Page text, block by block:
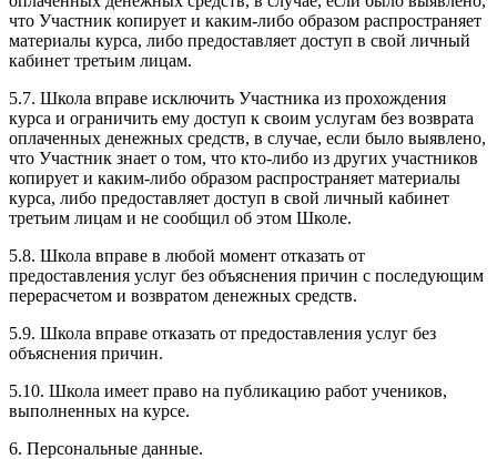
что Участник копирует и каким-либо образом распространяет
материалы курса, либо предоставляет доступ в свой личный
кабинет третьим лицам.
5.7. Школа вправе исключить Участника из прохождения
курса и ограничить ему доступ к своим услугам без возврата
оплаченных денежных средств, в случае, если было выявлено,
что Участник знает о том, что кто-либо из других участников
копирует и каким-либо образом распространяет материалы
курса, либо предоставляет доступ в свой личный кабинет
третьим лицам и не сообщил об этом Школе.
5.8. Школа вправе в любой момент отказать от
предоставления услуг без объяснения причин с последующим
перерасчетом и возвратом денежных средств.
5.9. Школа вправе отказать от предоставления услуг без
объяснения причин.
5.10. Школа имеет право на публикацию работ учеников,
выполненных на курсе.
6. Персональные данные.